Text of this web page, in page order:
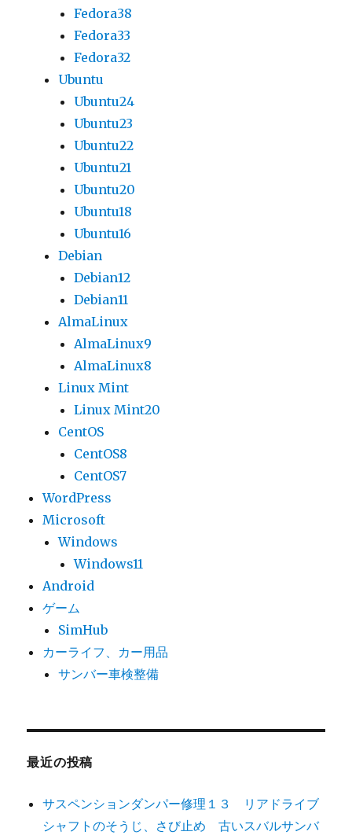
Fedora38
Fedora33
Fedora32
Ubuntu
Ubuntu24
Ubuntu23
Ubuntu22
Ubuntu21
Ubuntu20
Ubuntu18
Ubuntu16
Debian
Debian12
Debian11
AlmaLinux
AlmaLinux9
AlmaLinux8
Linux Mint
Linux Mint20
CentOS
CentOS8
CentOS7
WordPress
Microsoft
Windows
Windows11
Android
ゲーム
SimHub
カーライフ、カー用品
サンバー車検整備
最近の投稿
サスペンションダンパー修理１３ リアドライブ
シャフトのそうじ、さび止め 古いスバルサンバ